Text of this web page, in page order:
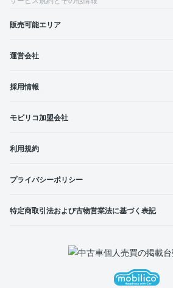
販売可能エリア
運営会社
採用情報
モビリコ加盟会社
利用規約
プライバシーポリシー
特定商取引法および古物営業法に基づく表記